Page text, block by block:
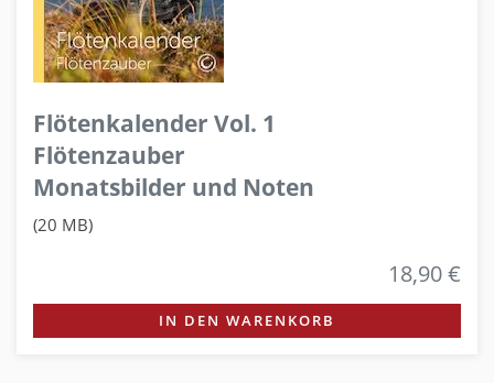
Flötenkalender Vol. 1
Flötenzauber
Monatsbilder und Noten
(20 MB)
18,90 €
IN DEN WARENKORB